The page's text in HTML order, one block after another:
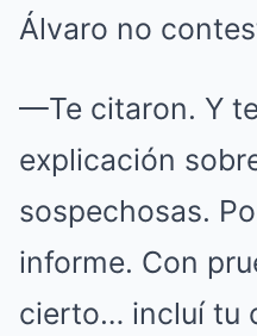
Álvaro no
—Te citaron. Y
explicación
sospechosas.
informe. Con
cierto… incluí tu